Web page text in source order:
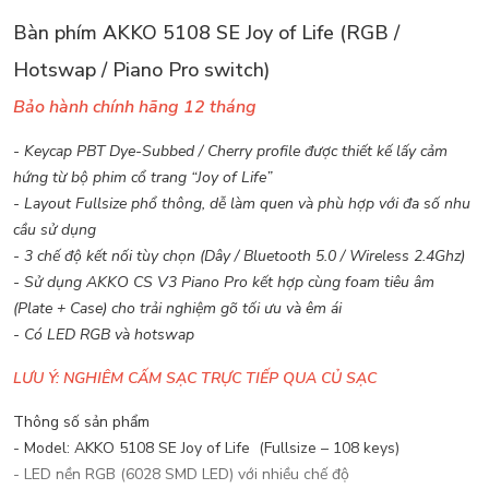
Bàn phím AKKO 5108 SE Joy of Life (RGB /
Hotswap / Piano Pro switch)
Bảo hành chính hãng 12 tháng
- Keycap PBT Dye-Subbed / Cherry profile được thiết kế lấy cảm
hứng từ bộ phim cổ trang “Joy of Life”
- Layout Fullsize phổ thông, dễ làm quen và phù hợp với đa số nhu
cầu sử dụng
- 3 chế độ kết nối tùy chọn (Dây / Bluetooth 5.0 / Wireless 2.4Ghz)
- Sử dụng AKKO CS V3 Piano Pro kết hợp cùng foam tiêu âm
(Plate + Case) cho trải nghiệm gõ tối ưu và êm ái
- Có LED RGB và hotswap
LƯU Ý: NGHIÊM CẤM SẠC TRỰC TIẾP QUA CỦ SẠC
Thông số sản phẩm
- Model: AKKO 5108 SE Joy of Life (Fullsize – 108 keys)
- LED nền RGB (6028 SMD LED) với nhiều chế độ